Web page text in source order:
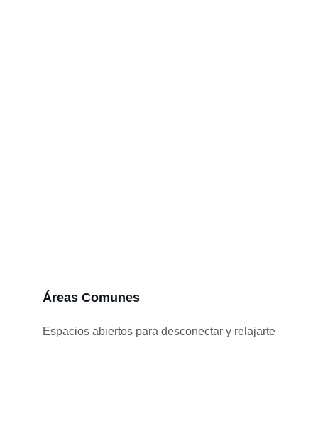
Áreas Comunes
Espacios abiertos para desconectar y relajarte